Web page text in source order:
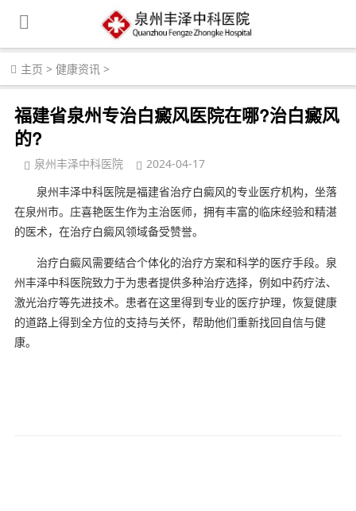
主页 > 健康资讯 >
福建省泉州专治白癜风医院在哪?治白癜风
的?
泉州丰泽中科医院
2024-04-17
泉州丰泽中科医院是福建省治疗白癜风的专业医疗机构，坐落
在泉州市。庄喜艳医生作为主治医师，拥有丰富的临床经验和精湛
的医术，在治疗白癜风领域备受赞誉。
治疗白癜风需要结合个体化的治疗方案和科学的医疗手段。泉
州丰泽中科医院致力于为患者提供多种治疗选择，例如中药疗法、
激光治疗等先进技术。患者在这里得到专业的医疗护理，恢复健康
的道路上得到全方位的支持与关怀，帮助他们重新找回自信与健
康。